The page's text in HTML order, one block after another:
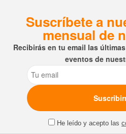
Suscríbete a
mensual de
Recibirás en tu email las
eventos de
Email
He leído y acepto las